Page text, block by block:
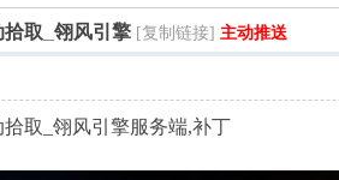
取_翎风引擎 [复制链接] 主动推送
取_翎风引擎服务端,补丁